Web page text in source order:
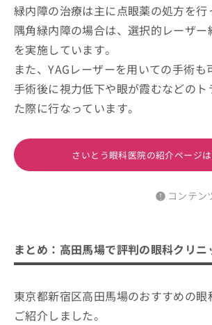
緑内障の治療は主に点眼薬の処方を
隅角緑内障の場合は、選択的レーザ
を実施しています。
また、YAGレーザーを用いての手術も
手術後に視力低下や眼が霞むなどのト
た際に行なっています。
さいとう眼科医院の紹介ページ
コンテン
まとめ：高田馬場で評判の眼科クリ
東京都新宿区高田馬場のおすすめの眼
ご紹介しました。